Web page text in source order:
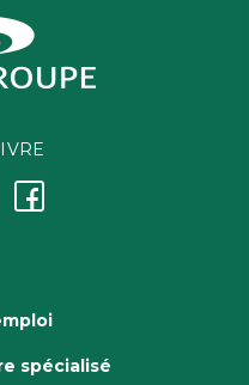
i
spécialisé